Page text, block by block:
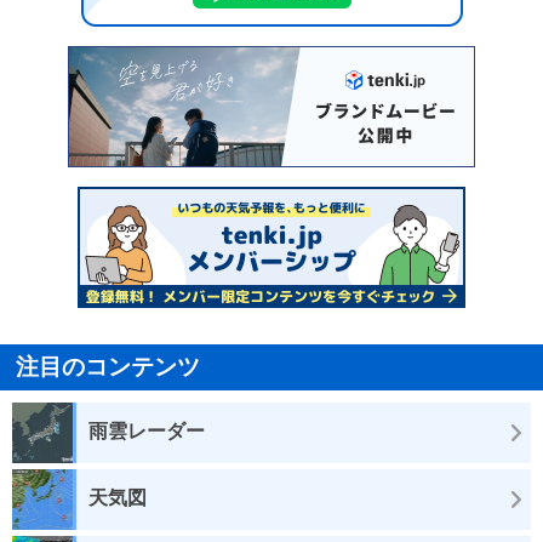
注目のコンテンツ
雨雲レーダー
天気図